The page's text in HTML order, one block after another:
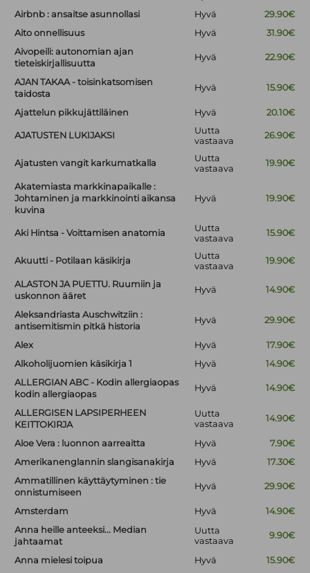
Airbnb : ansaitse asunnollasi
Hyvä
29.90€
Aito onnellisuus
Hyvä
31.90€
Aivopeili: autonomian ajan
tieteiskirjallisuutta
Hyvä 22.90€
AJAN TAKAA - toisinkatsomisen
taidosta
Hyvä 15.90€
Ajattelun pikkujättiläinen Hyvä 20.10€
AJATUSTEN LUKIJAKSI
Uutta
vastaava
26.90€
Ajatusten vangit karkumatkalla
Uutta
vastaava
19.90€
Akatemiasta markkinapaikalle :
Johtaminen ja markkinointi aikansa
kuvina
Hyvä 19.90€
Aki Hintsa - Voittamisen anatomia
Uutta
vastaava
15.90€
Akuutti - Potilaan käsikirja
Uutta
vastaava
19.90€
ALASTON JA PUETTU. Ruumiin ja
uskonnon ääret
Hyvä 14.90€
Aleksandriasta Auschwitziin :
antisemitismin pitkä historia
Hyvä 29.90€
Alex Hyvä
17.90€
Alkoholijuomien käsikirja 1
Hyvä
14.90€
ALLERGIAN ABC - Kodin allergiaopas
kodin allergiaopas
Hyvä 14.90€
ALLERGISEN LAPSIPERHEEN
KEITTOKIRJA
Uutta
vastaava
14.90€
Aloe Vera : luonnon aarreaitta Hyvä
7.90€
Amerikanenglannin slangisanakirja
Hyvä
17.30€
Ammatillinen käyttäytyminen : tie
onnistumiseen
Hyvä 29.90€
Amsterdam Hyvä
14.90€
Anna heille anteeksi... Median
jahtaamat
Uutta
vastaava
9.90€
Anna mielesi toipua Hyvä
15.90€